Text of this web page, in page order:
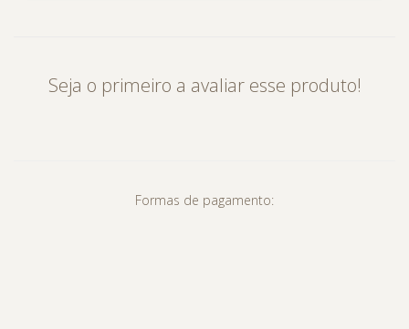
Seja o primeiro a avaliar esse produto!
Formas de pagamento: